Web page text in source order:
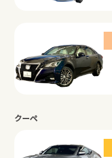
クーペ